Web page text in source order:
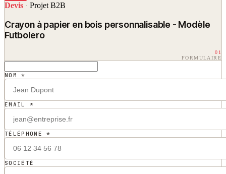
Devis · Projet B2B
Crayon à papier en bois personnalisable - Modèle
Futbolero
01
FORMULAIRE
NOM *
EMAIL *
TÉLÉPHONE *
SOCIÉTÉ